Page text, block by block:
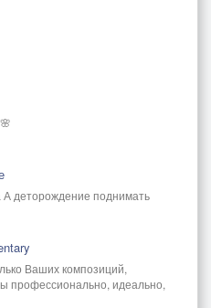
А деторождение поднимать
Ваших композиций,
профессионально, идеально,